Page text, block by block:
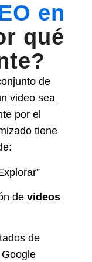
en
qué
de
video sea
por el
tiene
de videos
de